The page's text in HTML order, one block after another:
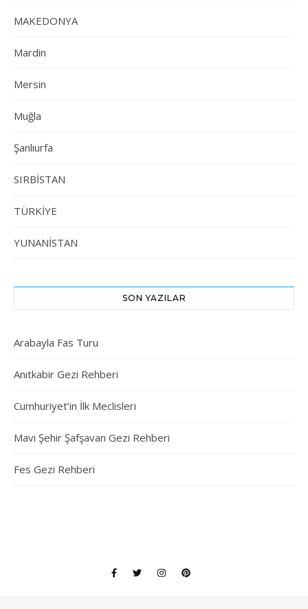
MAKEDONYA
Mardin
Mersin
Muğla
Şanlıurfa
SIRBİSTAN
TÜRKİYE
YUNANİSTAN
SON YAZILAR
Arabayla Fas Turu
Anıtkabir Gezi Rehberi
Cumhuriyet’in İlk Meclisleri
Mavi Şehir Şafşavan Gezi Rehberi
Fes Gezi Rehberi